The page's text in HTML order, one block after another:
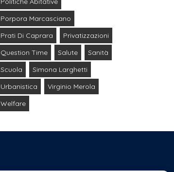
Porpora Marcasciano
Prati Di Caprara
Privatizzazioni
Question Time
Salute
Sanità
Scuola
Simona Larghetti
Urbanistica
Virginio Merola
Welfare